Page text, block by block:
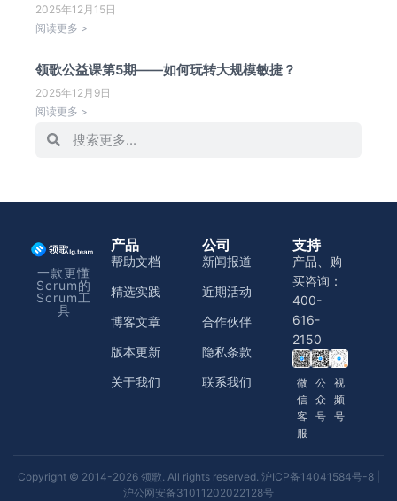
2025年12月15日
阅读更多 >
领歌公益课第5期——如何玩转大规模敏捷？
2025年12月9日
阅读更多 >
一款更懂
Scrum的
Scrum工
具
产品
帮助文档
精选实践
博客文章
版本更新
关于我们
公司
新闻报道
近期活动
合作伙伴
隐私条款
联系我们
支持
产品、购
买咨询：
400-
616-
2150
微
信
客
服
公
众
号
视
频
号
Copyright © 2014-2026 领歌. All rights reserved. 沪ICP备14041584号-8|
沪公网安备31011202022128号